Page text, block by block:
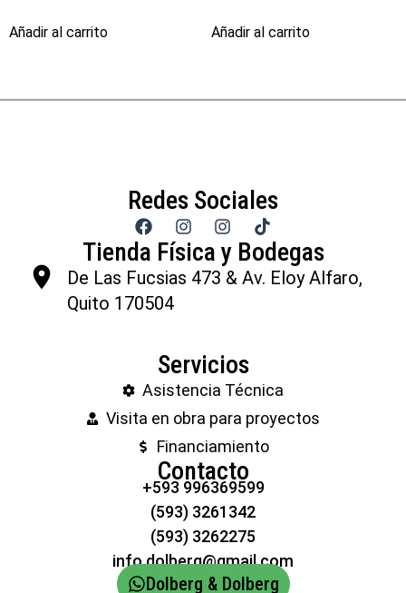
Añadir al carrito Añadir al carrito
Redes Sociales
Tienda Física y Bodegas
De Las Fucsias 473 & Av. Eloy Alfaro,
Quito 170504
Servicios
Asistencia Técnica
Visita en obra para proyectos
Financiamiento
Contacto
+593 996369599
(593) 3261342
(593) 3262275
info.dolberg@gmail.com
Dolberg & Dolberg